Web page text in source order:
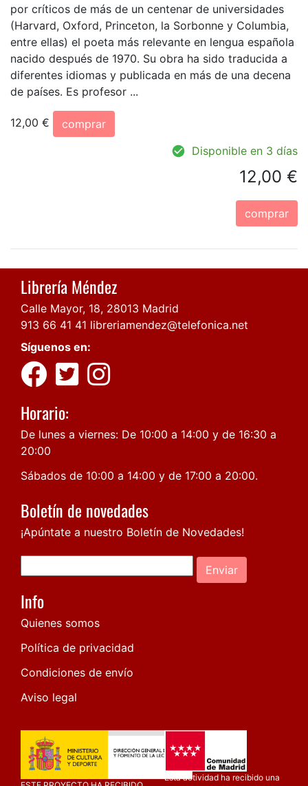
por críticos de más de un centenar de universidades
(Harvard, Oxford, Princeton, la Sorbonne y Columbia,
entre ellas) el poeta más relevante en lengua española
nacido después de 1970. Su obra ha sido traducida a
diferentes idiomas y publicada en más de una decena
de países. Es profesor ...
12,00 €
comprar
Disponible en 3 días
12,00 €
comprar
Librería Méndez
Calle Mayor, 18, 28013 Madrid
913 66 41 41 libreriamendez@telefonica.net
Síguenos en:
Horario:
De lunes a viernes: De 10:00 a 14:00 y de 16:30 a
20:00
Sábados de 10:00 a 14:00 y de 17:00 a 20:00.
Boletín de novedades
¡Apúntate a nuestro Boletín de Novedades!
Enviar
Info
Quienes somos
Política de privacidad
Condiciones de envío
Aviso legal
Esta actividad ha recibido una